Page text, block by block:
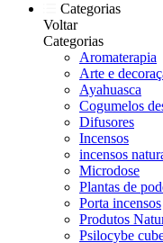
Categorias
Voltar
Categorias
Aromaterapia
Arte e
Ayahuasca
Cogumelos
Difusores
Incensos
incensos
Microdose
Plantas de
Porta incensos
Produtos
Psilocybe